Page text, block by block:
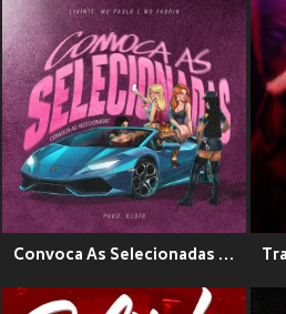
Convoca As Selecionadas (Explicit)